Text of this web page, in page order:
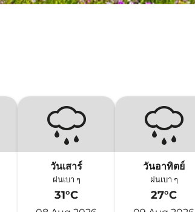
วันเสาร์
ฝนเบา ๆ
31°C
วันอาทิตย์
ฝนเบา ๆ
27°C